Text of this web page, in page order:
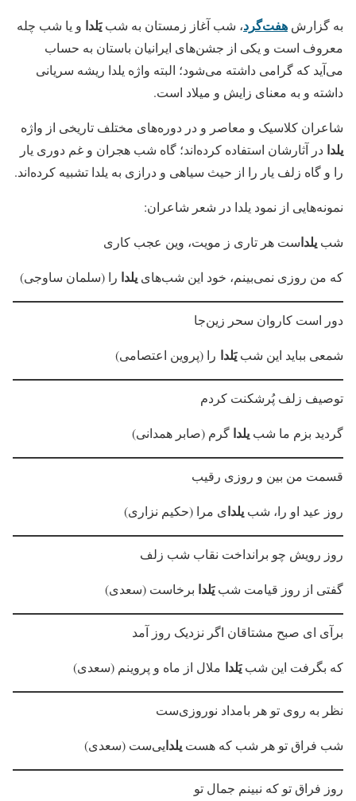
به گزارش هفت‌گرد، شب آغاز زمستان به شبیَلدا و یا شب چله
معروف است و یکی از جشن‌های ایرانیان باستان به حساب
می‌آید که گرامی داشته می‌شود؛ البته واژه یلدا ریشه‌ سریانی
داشته و به معنای زایش و میلاد است.
شاعران کلاسیک و معاصر و در دوره‌های مختلف تاریخی از واژه
یلدا در آثارشان استفاده کرده‌اند؛ گاه شب هجران و غم دوری یار
را و گاه زلف یار را از حیث سیاهی و درازی به یلدا تشبیه کرده‌اند.
نمونه‌هایی از نمود یلدا در شعر شاعران:
شب یلداست هر تاری ز مویت، وین عجب کاری
که من روزی نمی‌بینم، خود این شب‌های یلدا را (سلمان ساوجی)
دور است کاروان سحر زین‌جا
شمعی بباید این شبیَلدا را (پروین اعتصامی)
توصیف زلف پُرشکنت کردم
گردید بزم ما شب یلدا گرم (صابر همدانی)
قسمت من بین و روزی رقیب
روز عید او را، شب یلدای مرا (حکیم نزاری)
روز رویش چو برانداخت نقاب شب زلف
گفتی از روز قیامت شبیَلدا برخاست (سعدی)
برآی ای صبح مشتاقان اگر نزدیک روز آمد
که بگرفت این شبیَلدا ملال از ماه و پروینم (سعدی)
نظر به روی تو هر بامداد نوروزی‌ست
شب فراق تو هر شب که هست یلدایی‌ست (سعدی)
روز فراق تو که نبینم جمال تو